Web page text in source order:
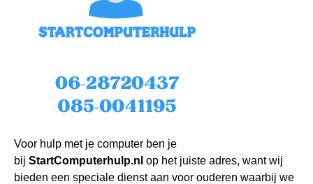
Voor hulp met je computer ben je
bij StartComputerhulp.nl op het juiste adres, want wij
bieden een speciale dienst aan voor ouderen waarbij we